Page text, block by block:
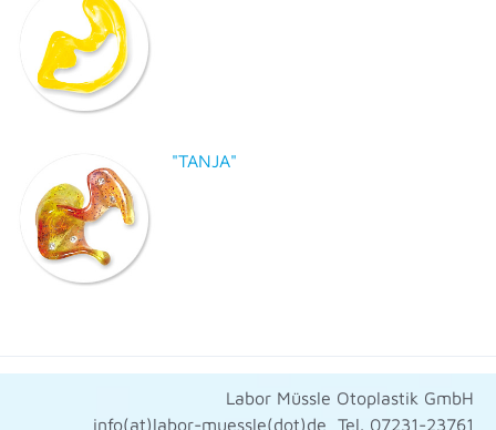
"TANJA"
Labor Müssle Otoplastik GmbH
Tel. 07231-23761
info(at)labor-muessle(dot)de